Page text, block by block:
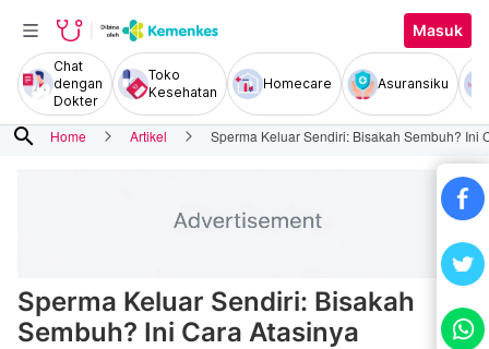
Masuk
Chat
dengan
Dokter
Toko
Kesehatan
Homecare Asuransiku
search Home Artikel Sperma Keluar Sendiri: Bisakah Sembuh? Ini
Sperma Keluar Sendiri: Bisakah
Sembuh? Ini Cara Atasinya